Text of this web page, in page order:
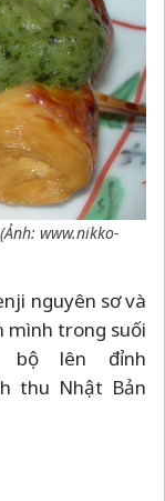
www.nikko-
nguyên sơ và
mình trong suối
bộ lên đỉnh
thu Nhật Bản